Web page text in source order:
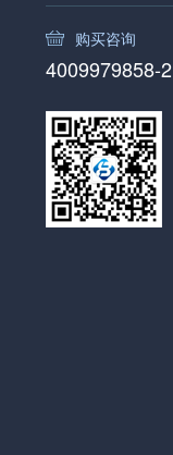
购买咨询
4009979858-2